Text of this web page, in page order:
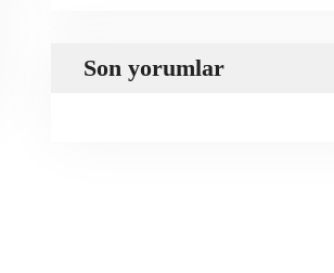
Son yorumlar